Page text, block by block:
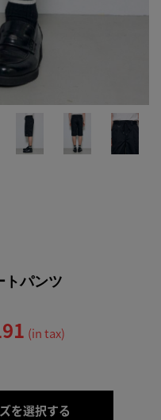
トパンツ
(in tax)
を選択する